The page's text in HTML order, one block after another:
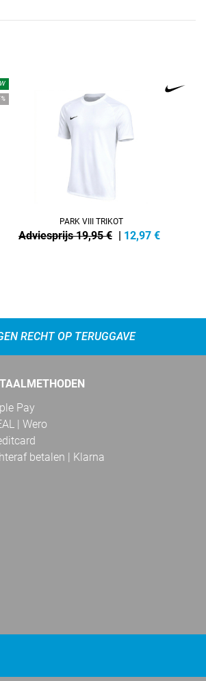
PARK VIII TRIKOT
Adviesprijs 19,95 € | 12,97 €
RECHT OP TERUGGAVE
Pay
| Wero
betalen | Klarna